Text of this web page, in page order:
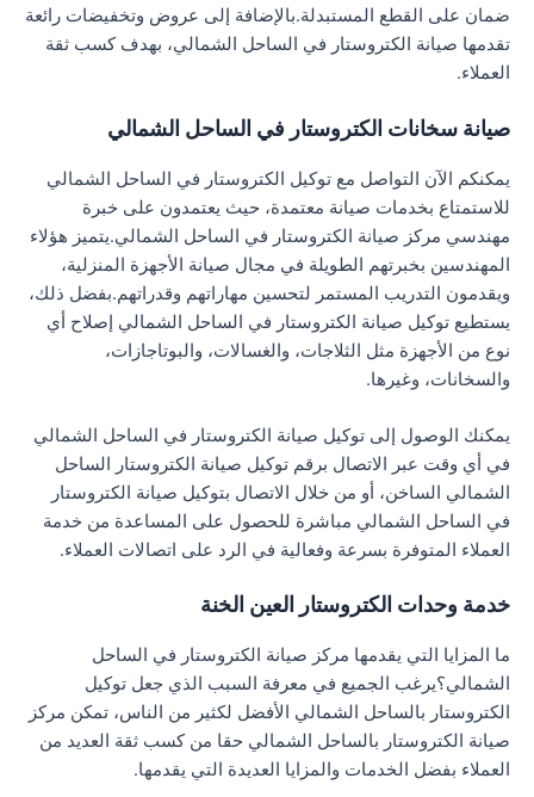
ضمان على القطع المستبدلة.بالإضافة إلى عروض وتخفيضات رائعة
تقدمها صيانة الكتروستار في الساحل الشمالي، بهدف كسب ثقة
العملاء.
صيانة سخانات الكتروستار في الساحل الشمالي
يمكنكم الآن التواصل مع توكيل الكتروستار في الساحل الشمالي
للاستمتاع بخدمات صيانة معتمدة، حيث يعتمدون على خبرة
مهندسي مركز صيانة الكتروستار في الساحل الشمالي.يتميز هؤلاء
المهندسين بخبرتهم الطويلة في مجال صيانة الأجهزة المنزلية،
ويقدمون التدريب المستمر لتحسين مهاراتهم وقدراتهم.بفضل ذلك،
يستطيع توكيل صيانة الكتروستار في الساحل الشمالي إصلاح أي
نوع من الأجهزة مثل الثلاجات، والغسالات، والبوتاجازات،
والسخانات، وغيرها.
يمكنك الوصول إلى توكيل صيانة الكتروستار في الساحل الشمالي
في أي وقت عبر الاتصال برقم توكيل صيانة الكتروستار الساحل
الشمالي الساخن، أو من خلال الاتصال بتوكيل صيانة الكتروستار
في الساحل الشمالي مباشرة للحصول على المساعدة من خدمة
العملاء المتوفرة بسرعة وفعالية في الرد على اتصالات العملاء.
خدمة وحدات الكتروستار العين الخنة
ما المزايا التي يقدمها مركز صيانة الكتروستار في الساحل
الشمالي؟يرغب الجميع في معرفة السبب الذي جعل توكيل
الكتروستار بالساحل الشمالي الأفضل لكثير من الناس، تمكن مركز
صيانة الكتروستار بالساحل الشمالي حقا من كسب ثقة العديد من
العملاء بفضل الخدمات والمزايا العديدة التي يقدمها.